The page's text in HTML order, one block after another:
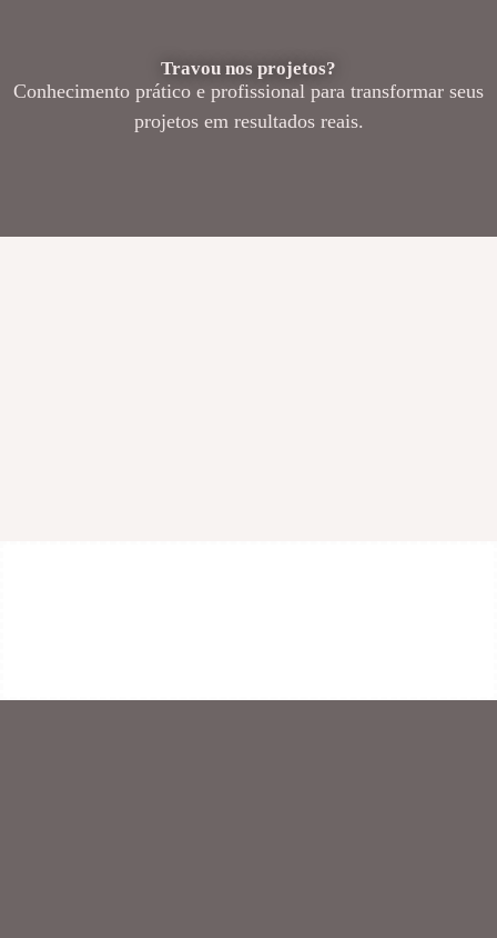
Travou nos projetos?
Conhecimento prático e profissional para transformar seus
projetos em resultados reais.